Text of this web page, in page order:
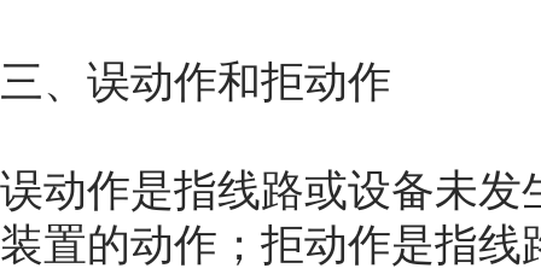
三、误动作和拒动作
误动作是指线路或设备未
装置的动作；拒动作是指